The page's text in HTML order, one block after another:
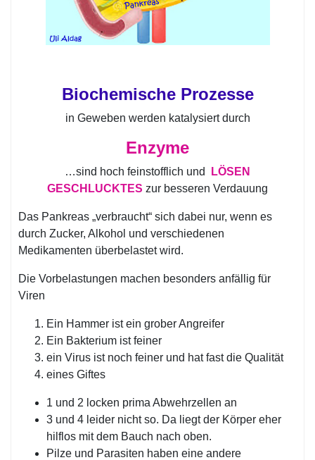
Biochemische Prozesse
in Geweben werden katalysiert durch
Enzyme
…sind hoch feinstofflich und
LÖSEN
GESCHLUCKTES zur besseren Verdauung
Das Pankreas „verbraucht“ sich dabei nur, wenn es
durch Zucker, Alkohol und verschiedenen
Medikamenten überbelastet wird.
Die Vorbelastungen machen besonders anfällig für
Viren
Ein Hammer ist ein grober Angreifer
Ein Bakterium ist feiner
ein Virus ist noch feiner und hat fast die Qualität
eines Giftes
1 und 2 locken prima Abwehrzellen an
3 und 4 leider nicht so. Da liegt der Körper eher
hilflos mit dem Bauch nach oben.
Pilze und Parasiten haben eine andere